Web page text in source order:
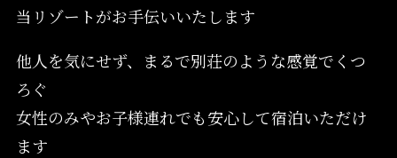
当リゾートがお手伝いいたします
他人を気にせず、まるで別荘のような感覚でくつ
ろぐ
女性のみやお子様連れでも安心して宿泊いただけ
ます